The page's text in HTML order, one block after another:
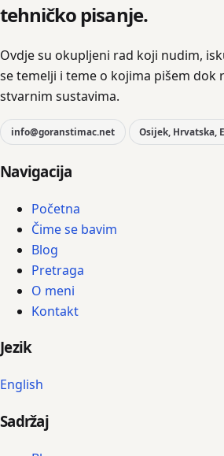
tehničko pisanje.
Ovdje su okupljeni rad koji nudim,
se temelji i teme o kojima pišem dok
stvarnim sustavima.
info@goranstimac.net Osijek, Hrvatska,
Navigacija
Početna
Čime se bavim
Blog
Pretraga
O meni
Kontakt
Jezik
English
Sadržaj